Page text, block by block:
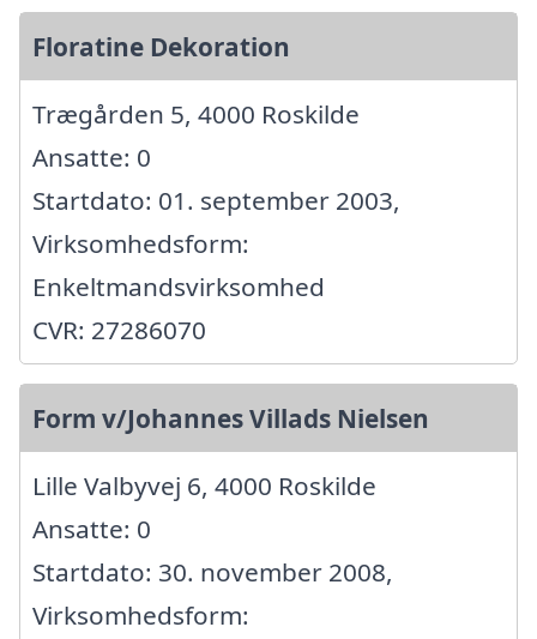
Floratine Dekoration
Trægården 5, 4000 Roskilde
Ansatte: 0
Startdato: 01. september 2003,
Virksomhedsform:
Enkeltmandsvirksomhed
CVR: 27286070
Form v/Johannes Villads Nielsen
Lille Valbyvej 6, 4000 Roskilde
Ansatte: 0
Startdato: 30. november 2008,
Virksomhedsform: